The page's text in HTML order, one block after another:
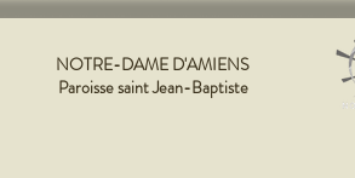
NOTRE-DAME D'AMIENS
Paroisse saint Jean-Baptiste